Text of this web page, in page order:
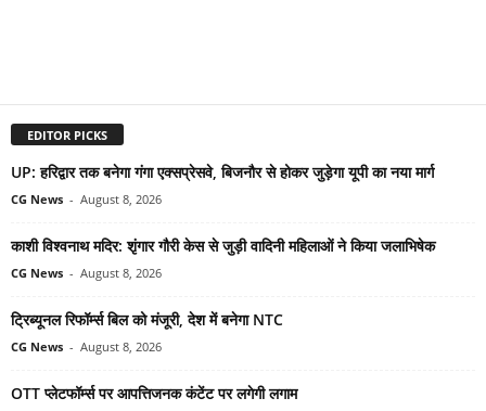
EDITOR PICKS
UP: हरिद्वार तक बनेगा गंगा एक्सप्रेसवे, बिजनौर से होकर जुड़ेगा यूपी का नया मार्ग
CG News - August 8, 2026
काशी विश्वनाथ मदिर: शृंगार गौरी केस से जुड़ी वादिनी महिलाओं ने किया जलाभिषेक
CG News - August 8, 2026
ट्रिब्यूनल रिफॉर्म्स बिल को मंजूरी, देश में बनेगा NTC
CG News - August 8, 2026
OTT प्लेटफॉर्म्स पर आपत्तिजनक कंटेंट पर लगेगी लगाम